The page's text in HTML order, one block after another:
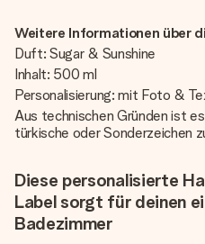
Weitere Informationen über
Duft: Sugar & Sunshine
Inhalt: 500 ml
Personalisierung: mit Foto &
Aus technischen Gründen ist
türkische oder Sonderzeichen
Diese personalisierte
Label sorgt für deinen
Badezimmer